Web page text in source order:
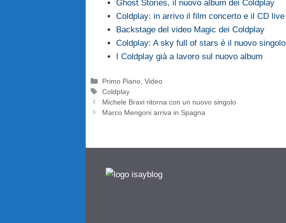
Ghost Stories, il nuovo album dei Coldplay
Coldplay: in arrivo il film concerto e il CD live
Backstage del video Magic dei Coldplay
Coldplay: A sky full of stars è il nuovo singolo
I Coldplay già a lavoro sul nuovo album
Categorie
Primo Piano ,Video
Tag
Coldplay
Michele Bravi ritorna con un nuovo singolo
Marco Mengoni arriva in Spagna